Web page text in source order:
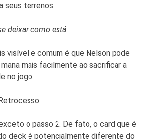
seus terrenos.
deixar como está
visível e comum é que Nelson pode
mais facilmente ao sacrificar a
no jogo.
Retrocesso
o passo 2. De fato, o card que é
deck é potencialmente diferente do